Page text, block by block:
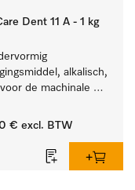
Dent 11 A - 1 kg
alkalisch,
voor de machinale
€ excl. BTW